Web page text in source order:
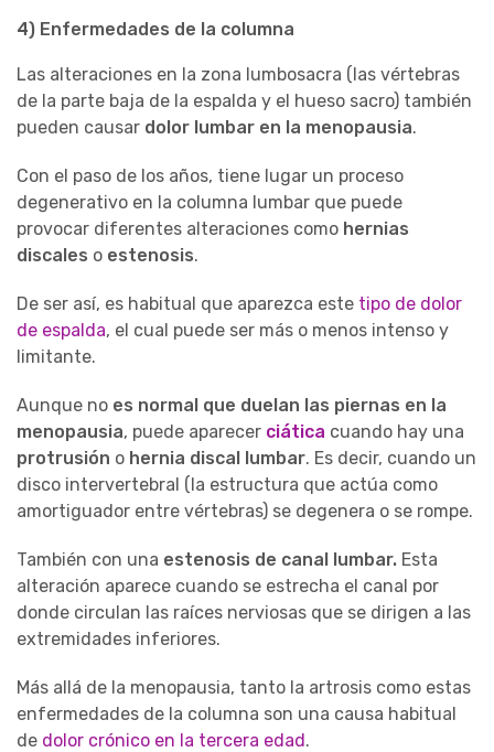
4) Enfermedades de la columna
Las alteraciones en la zona lumbosacra (las vértebras
de la parte baja de la espalda y el hueso sacro) también
pueden causar dolor lumbar en la menopausia.
Con el paso de los años, tiene lugar un proceso
degenerativo en la columna lumbar que puede
provocar diferentes alteraciones como hernias
discales o estenosis.
De ser así, es habitual que aparezca este tipo de dolor
de espalda, el cual puede ser más o menos intenso y
limitante.
Aunque no es normal que duelan las piernas en la
menopausia, puede aparecer ciática cuando hay una
protrusión o hernia discal lumbar. Es decir, cuando un
disco intervertebral (la estructura que actúa como
amortiguador entre vértebras) se degenera o se rompe.
También con una estenosis de canal lumbar. Esta
alteración aparece cuando se estrecha el canal por
donde circulan las raíces nerviosas que se dirigen a las
extremidades inferiores.
Más allá de la menopausia, tanto la artrosis como estas
enfermedades de la columna son una causa habitual
de dolor crónico en la tercera edad.